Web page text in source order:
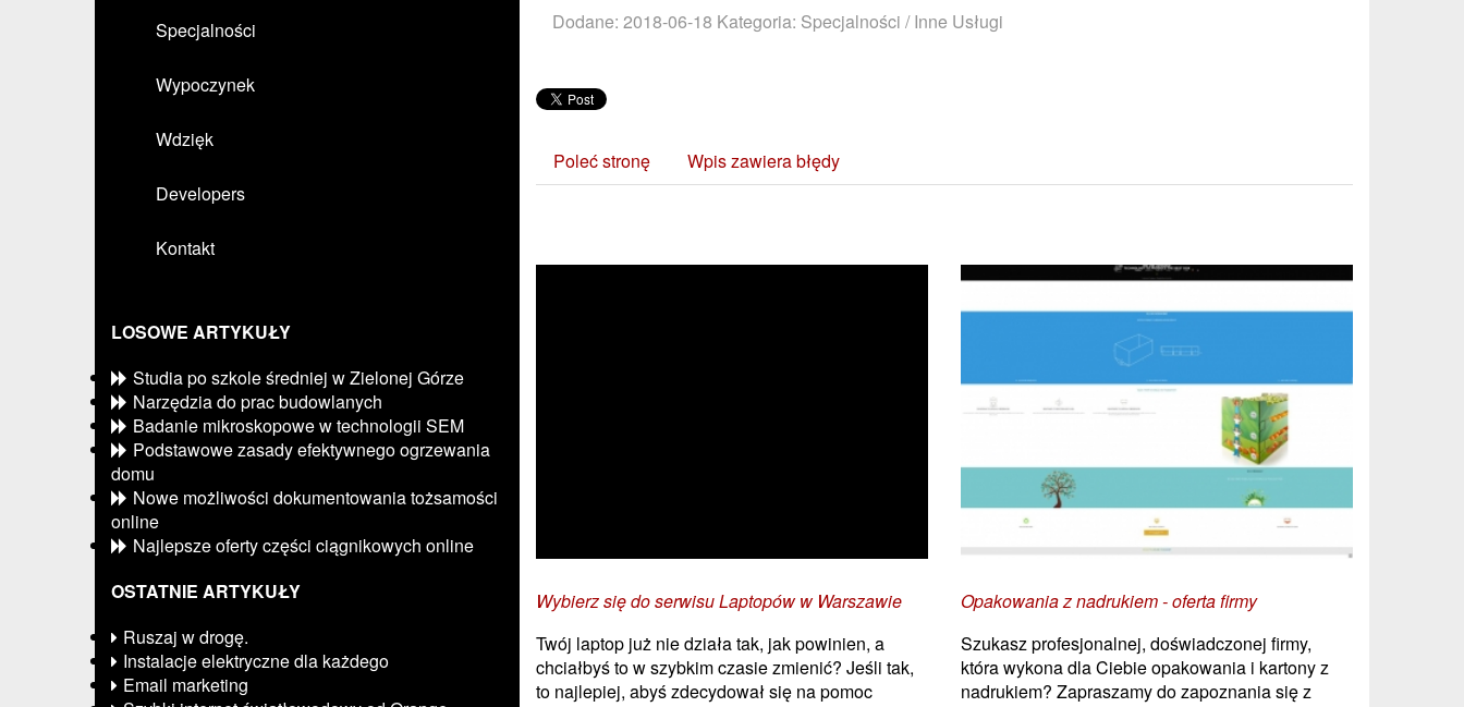
Specjalności
Wypoczynek
Wdzięk
Developers
Kontakt
LOSOWE ARTYKUŁY
Studia po szkole średniej w Zielonej Górze
Narzędzia do prac budowlanych
Badanie mikroskopowe w technologii SEM
Podstawowe zasady efektywnego ogrzewania
domu
Nowe możliwości dokumentowania tożsamości
online
Najlepsze oferty części ciągnikowych online
OSTATNIE ARTYKUŁY
Ruszaj w drogę.
Instalacje elektryczne dla każdego
Email marketing
Dodane: 2018-06-18 Kategoria: Specjalności / Inne Usługi
Poleć stronę Wpis zawiera błędy
Wybierz się do serwisu Laptopów w Warszawie
Twój laptop już nie działa tak, jak powinien, a
chciałbyś to w szybkim czasie zmienić? Jeśli tak,
to najlepiej, abyś zdecydował się na pomoc
Opakowania z nadrukiem - oferta firmy
Szukasz profesjonalnej, doświadczonej firmy,
która wykona dla Ciebie opakowania i kartony z
nadrukiem? Zapraszamy do zapoznania się z